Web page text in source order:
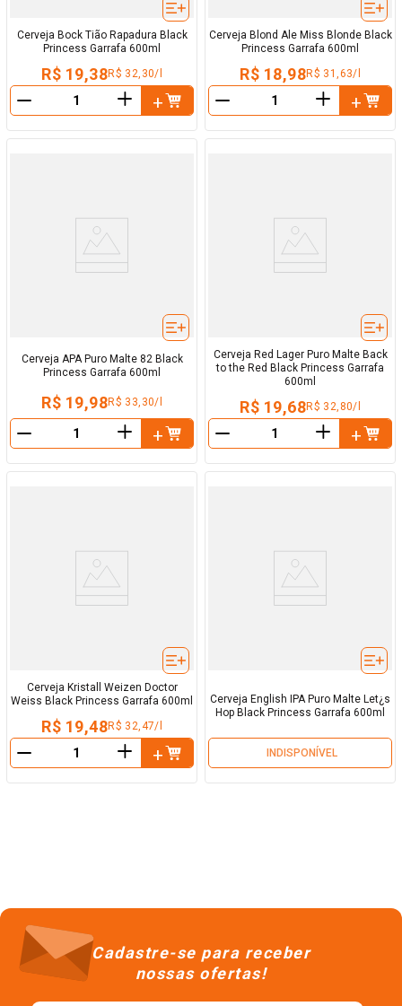
Cerveja Bock Tião Rapadura Black
Princess Garrafa 600ml
R$ 19,38R$ 32,30/l
＋
Cerveja Blond Ale Miss Blonde Black
Princess Garrafa 600ml
R$ 18,98R$ 31,63/l
＋
Cerveja APA Puro Malte 82 Black
Princess Garrafa 600ml
R$ 19,98R$ 33,30/l
＋
Cerveja Red Lager Puro Malte Back
to the Red Black Princess Garrafa
600ml
R$ 19,68R$ 32,80/l
＋
Cerveja Kristall Weizen Doctor
Weiss Black Princess Garrafa 600ml
R$ 19,48R$ 32,47/l
＋
Cerveja English IPA Puro Malte Let¿s
Hop Black Princess Garrafa 600ml
INDISPONÍVEL
Cadastre-se para receber
nossas ofertas!